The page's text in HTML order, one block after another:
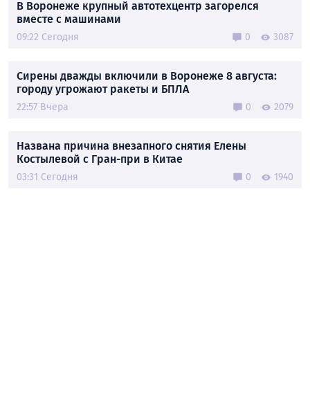
В Воронеже крупный автотехцентр загорелся
вместе с машинами
09:22 Сегодня 0 3087
Сирены дважды включили в Воронеже 8 августа:
городу угрожают ракеты и БПЛА
22:57 Вчера 0 2079
Названа причина внезапного снятия Елены
Костылевой с Гран-при в Китае
03:31 Сегодня 0 1940